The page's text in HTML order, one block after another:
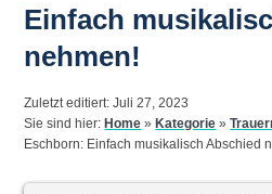
Einfach
nehmen!
Zuletzt editiert: Juli 27, 2023
Sie sind hier:Home »Kategorie »
Eschborn: Einfach musikalisch Abschied